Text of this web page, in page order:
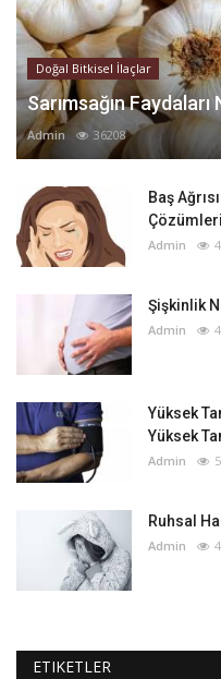
Doğal Bitkisel İlaçlar
Sarımsağın Faydaları
Admin 36208
Baş
Admin
Şişkinlik
Admin
Yüksek
Yüksek
Admin
Ruhsal
Admin
ETIKETLER